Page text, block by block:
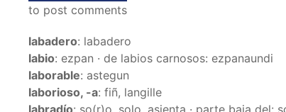
to post comments
labadero: labadero
labio: ezpan · de labios carnosos: ezpanaundi
laborable: astegun
laborioso, -a: fiñ, langille
labradío: so(r)o, solo, asienta · parte baja del: